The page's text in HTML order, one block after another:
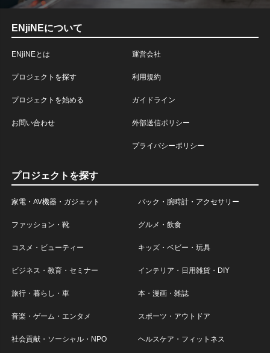
ENjiNEについて
ENjiNEとは
プロジェクトを探す
プロジェクトを始める
お問い合わせ
運営会社
利用規約
ガイドライン
外部送信ポリシー
プライバシーポリシー
プロジェクトを探す
家電・AV機器・ガジェット バック・腕時計・アクセサリー
ファッション・靴 グルメ・飲食
コスメ・ビューティー キッズ・ベビー・玩具
ビジネス・教育・セミナー インテリア・日用雑貨・DIY
旅行・暮らし・車 本・漫画・雑誌
音楽・ゲーム・エンタメ スポーツ・アウトドア
社会貢献・ソーシャル・NPO ヘルスケア・フィットネス